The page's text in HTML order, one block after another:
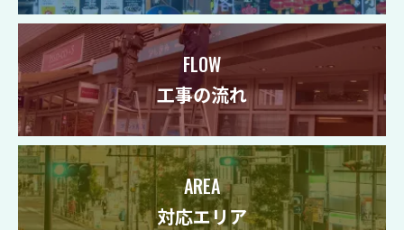
FLOW
工事の流れ
AREA
対応エリア